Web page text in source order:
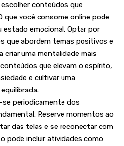
conteúdos que
que você consome online pode
emocional. Optar por
que abordem temas positivos e
criar uma mentalidade mais
que elevam o espírito,
e cultivar uma
periodicamente dos
Reserve momentos ao
das telas e se reconectar com
pode incluir atividades como